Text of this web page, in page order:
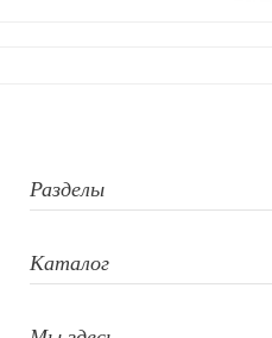
Домашний текстиль
Разделы
Каталог